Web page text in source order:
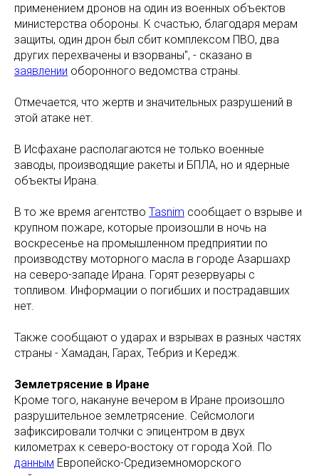
применением дронов на один из военных объектов
министерства обороны. К счастью, благодаря мерам
защиты, один дрон был сбит комплексом ПВО, два
других перехвачены и взорваны", - сказано в
заявлении оборонного ведомства страны.
Отмечается, что жертв и значительных разрушений в
этой атаке нет.
В Исфахане располагаются не только военные
заводы, производящие ракеты и БПЛА, но и ядерные
объекты Ирана.
В то же время агентство Tasnim сообщает о взрыве и
крупном пожаре, которые произошли в ночь на
воскресенье на промышленном предприятии по
производству моторного масла в городе Азаршахр
на северо-западе Ирана. Горят резервуары с
топливом. Информации о погибших и пострадавших
нет.
Также сообщают о ударах и взрывах в разных частях
страны - Хамадан, Гарах, Тебриз и Кередж.
Землетрясение в Иране
Кроме того, накануне вечером в Иране произошло
разрушительное землетрясение. Сейсмологи
зафиксировали толчки с эпицентром в двух
километрах к северо-востоку от города Хой. По
данным Европейско-Средиземноморского